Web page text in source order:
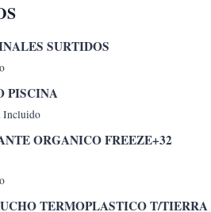
SURTIDOS
PISCINA
Incluido
ORGANICO FREEZE+32
TERMOPLASTICO T/TIERRA